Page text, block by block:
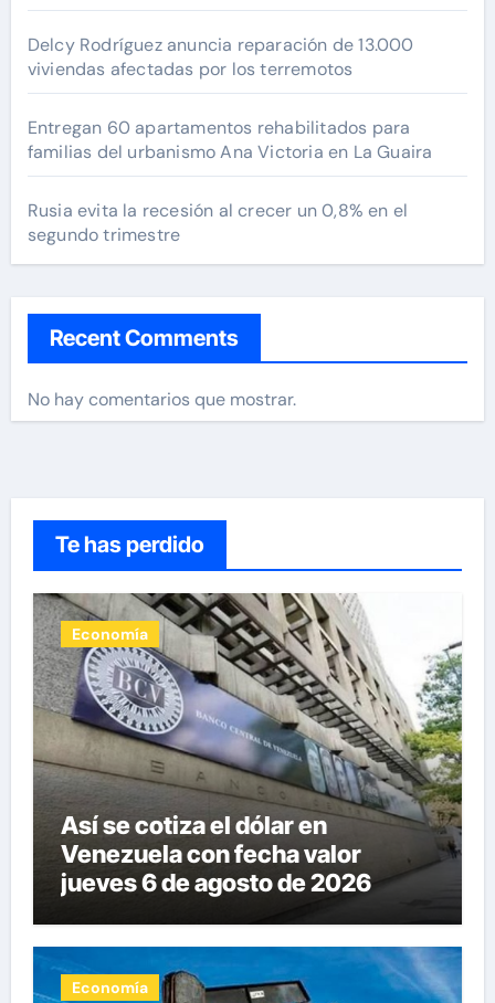
Delcy Rodríguez anuncia reparación de 13.000
viviendas afectadas por los terremotos
Entregan 60 apartamentos rehabilitados para
familias del urbanismo Ana Victoria en La Guaira
Rusia evita la recesión al crecer un 0,8% en el
segundo trimestre
Recent Comments
No hay comentarios que mostrar.
Te has perdido
Economía
Así se cotiza el dólar en
Venezuela con fecha valor
jueves 6 de agosto de 2026
Economía